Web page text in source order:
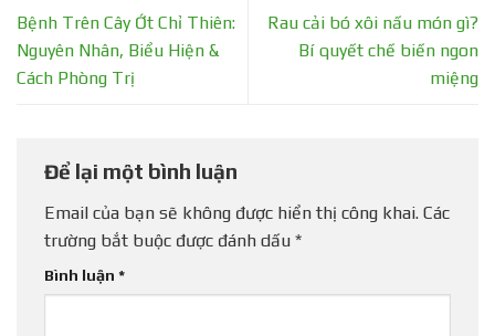
Bệnh Trên Cây Ớt Chỉ Thiên:
Nguyên Nhân, Biểu Hiện &
Cách Phòng Trị
Rau cải bó xôi nấu món gì?
Bí quyết chế biến ngon
miệng
Để lại một bình luận
Email của bạn sẽ không được hiển thị công khai. Các
trường bắt buộc được đánh dấu *
Bình luận *